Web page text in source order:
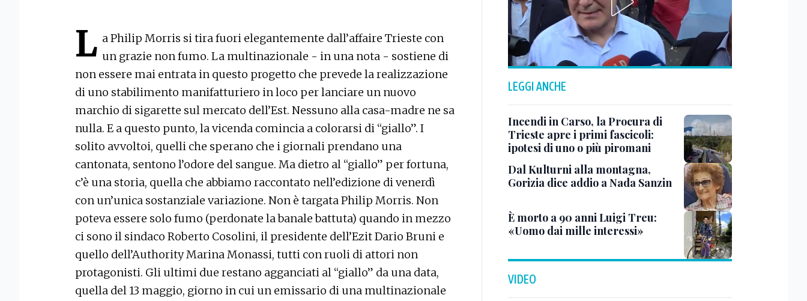
L a Philip Morris si tira fuori elegantemente dall’affaire Trieste con
un grazie non fumo. La multinazionale - in una nota - sostiene di
non essere mai entrata in questo progetto che prevede la realizzazione
di uno stabilimento manifatturiero in loco per lanciare un nuovo
marchio di sigarette sul mercato dell’Est. Nessuno alla casa-madre ne sa
nulla. E a questo punto, la vicenda comincia a colorarsi di “giallo”. I
solito avvoltoi, quelli che sperano che i giornali prendano una
cantonata, sentono l’odore del sangue. Ma dietro al “giallo” per fortuna,
c’è una storia, quella che abbiamo raccontato nell’edizione di venerdì
con un’unica sostanziale variazione. Non è targata Philip Morris. Non
poteva essere solo fumo (perdonate la banale battuta) quando in mezzo
ci sono il sindaco Roberto Cosolini, il presidente dell’Ezit Dario Bruni e
quello dell’Authority Marina Monassi, tutti con ruoli di attori non
protagonisti. Gli ultimi due restano agganciati al “giallo” da una data,
quella del 13 maggio, giorno in cui un emissario di una multinazionale
LEGGI ANCHE
Incendi in Carso, la Procura di
Trieste apre i primi fascicoli:
ipotesi di uno o più piromani
Dal Kulturni alla montagna,
Gorizia dice addio a Nada Sanzin
È morto a 90 anni Luigi Treu:
«Uomo dai mille interessi»
VIDEO